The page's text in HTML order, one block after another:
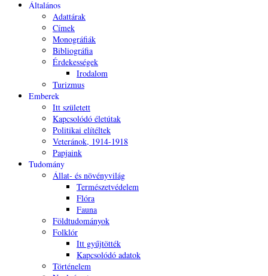
Általános
Adattárak
Címek
Monográfiák
Bibliográfia
Érdekességek
Irodalom
Turizmus
Emberek
Itt született
Kapcsolódó életútak
Politikai elítéltek
Veteránok, 1914-1918
Papjaink
Tudomány
Állat- és növényvilág
Természetvédelem
Flóra
Fauna
Földtudományok
Folklór
Itt gyűjtötték
Kapcsolódó adatok
Történelem